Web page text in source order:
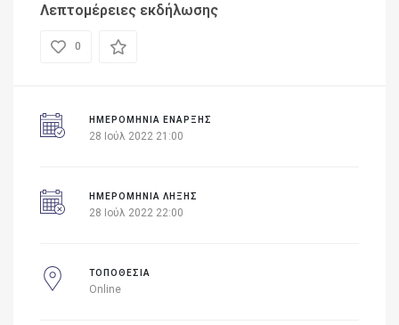
Λεπτομέρειες εκδήλωσης
0
ΗΜΕΡΟΜΗΝΊΑ ΈΝΑΡΞΗΣ
28 Ιούλ 2022 21:00
ΗΜΕΡΟΜΗΝΙΑ ΛΗΞΗΣ
28 Ιούλ 2022 22:00
ΤΟΠΟΘΕΣΙΑ
Online